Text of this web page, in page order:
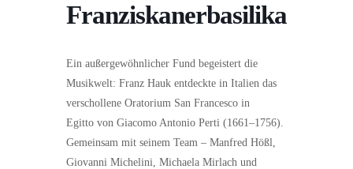
Franziskanerbasilika
Ein außergewöhnlicher Fund begeistert die
Musikwelt: Franz Hauk entdeckte in Italien das
verschollene Oratorium San Francesco in
Egitto von Giacomo Antonio Perti (1661–1756).
Gemeinsam mit seinem Team – Manfred Hößl,
Giovanni Michelini, Michaela Mirlach und